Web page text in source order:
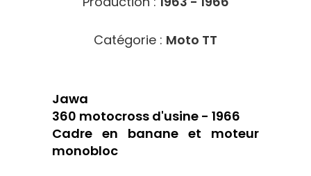
Catégorie : Moto TT
Jawa
360 motocross d'usine - 1966
Cadre en banane et moteur
monobloc